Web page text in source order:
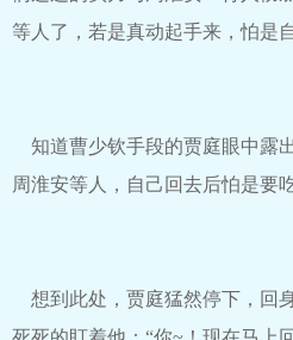
等人了，若是真动起手来，怕是
知道曹少钦手段的贾庭眼中露
周淮安等人，自己回去后怕是要
想到此处，贾庭猛然停下，回